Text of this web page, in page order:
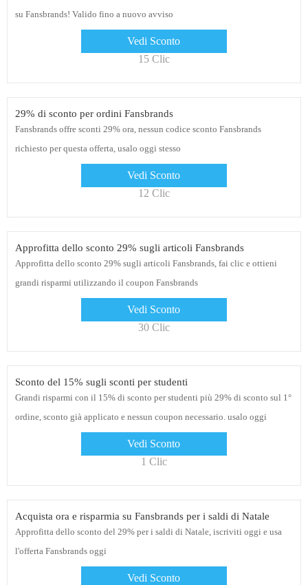
su Fansbrands! Valido fino a nuovo avviso
Vedi Sconto
15 Clic
29% di sconto per ordini Fansbrands
Fansbrands offre sconti 29% ora, nessun codice sconto Fansbrands
richiesto per questa offerta, usalo oggi stesso
Vedi Sconto
12 Clic
Approfitta dello sconto 29% sugli articoli Fansbrands
Approfitta dello sconto 29% sugli articoli Fansbrands, fai clic e ottieni
grandi risparmi utilizzando il coupon Fansbrands
Vedi Sconto
30 Clic
Sconto del 15% sugli sconti per studenti
Grandi risparmi con il 15% di sconto per studenti più 29% di sconto sul 1°
ordine, sconto già applicato e nessun coupon necessario. usalo oggi
Vedi Sconto
1 Clic
Acquista ora e risparmia su Fansbrands per i saldi di Natale
Approfitta dello sconto del 29% per i saldi di Natale, iscriviti oggi e usa
l'offerta Fansbrands oggi
Vedi Sconto